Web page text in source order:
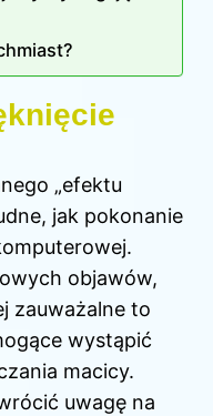
„efektu
jak pokonanie
objawów,
zauważalne to
wystąpić
macicy.
uwagę na